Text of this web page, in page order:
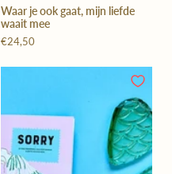
Waar je ook gaat, mijn liefde
waait mee
€24,50